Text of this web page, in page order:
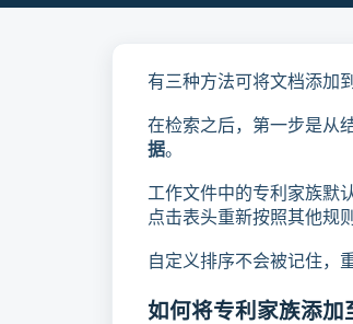
有三种方法可将文档添加
在检索之后，第一步是从
据。
工作文件中的专利家族默
点击表头重新按照其他规
自定义排序不会被记住，
如何将专利家族添加